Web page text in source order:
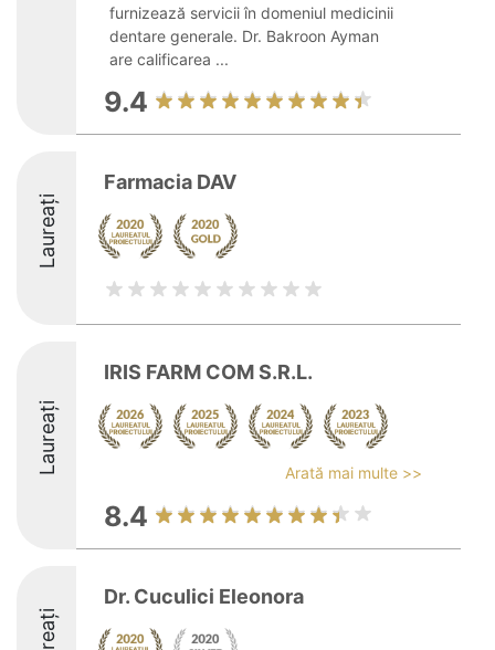
furnizează servicii în domeniul medicinii
dentare generale. Dr. Bakroon Ayman
are calificarea ...
9.4
Laureați
Farmacia DAV
Laureați
IRIS FARM COM S.R.L.
Arată mai multe >>
8.4
Dr. Cuculici Eleonora